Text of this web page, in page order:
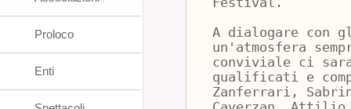
A dialogare con
un'atmosfera
conviviale ci
qualificati e
Zanferrari,
Proloco
Enti